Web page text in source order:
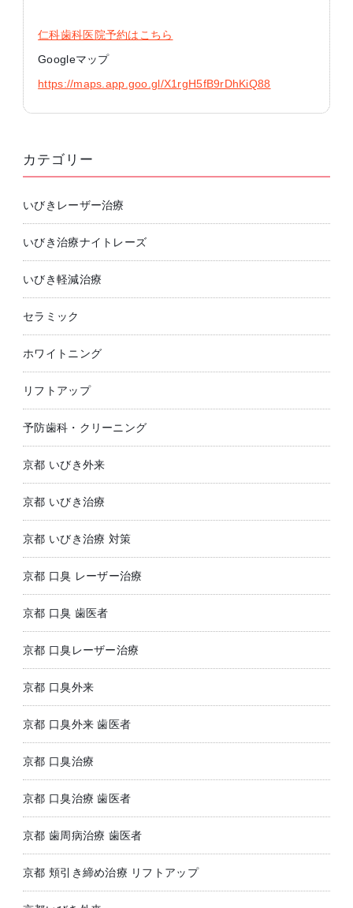
仁科歯科医院予約はこちら
Googleマップ
https://maps.app.goo.gl/X1rgH5fB9rDhKiQ88
カテゴリー
いびきレーザー治療
いびき治療ナイトレーズ
いびき軽減治療
セラミック
ホワイトニング
リフトアップ
予防歯科・クリーニング
京都 いびき外来
京都 いびき治療
京都 いびき治療 対策
京都 口臭 レーザー治療
京都 口臭 歯医者
京都 口臭レーザー治療
京都 口臭外来
京都 口臭外来 歯医者
京都 口臭治療
京都 口臭治療 歯医者
京都 歯周病治療 歯医者
京都 頬引き締め治療 リフトアップ